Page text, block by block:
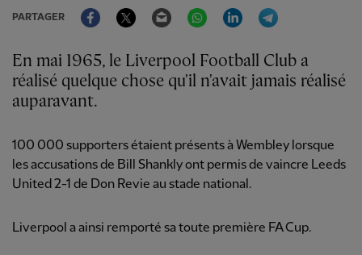
PARTAGER
FacebookTwitter Email WhatsAppLinkedIn
En mai 1965, le Liverpool Football Club a
réalisé quelque chose qu'il n'avait jamais réalisé
auparavant.
100 000 supporters étaient présents à Wembley lorsque
les accusations de Bill Shankly ont permis de vaincre Leeds
United 2-1 de Don Revie au stade national.
Liverpool a ainsi remporté sa toute première FA Cup.